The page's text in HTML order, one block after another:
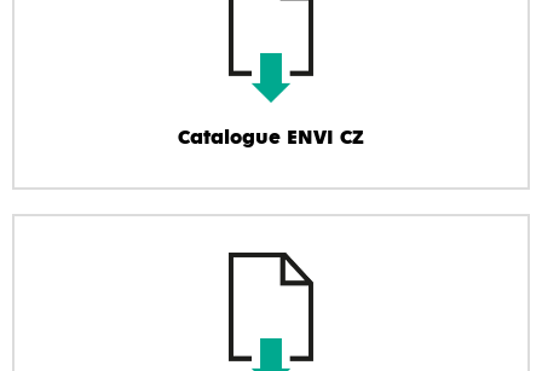
Catalogue ENVI CZ